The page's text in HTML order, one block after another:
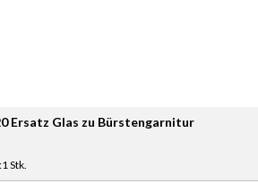
Ersatz Glas zu Bürstengarnitur
Stk.